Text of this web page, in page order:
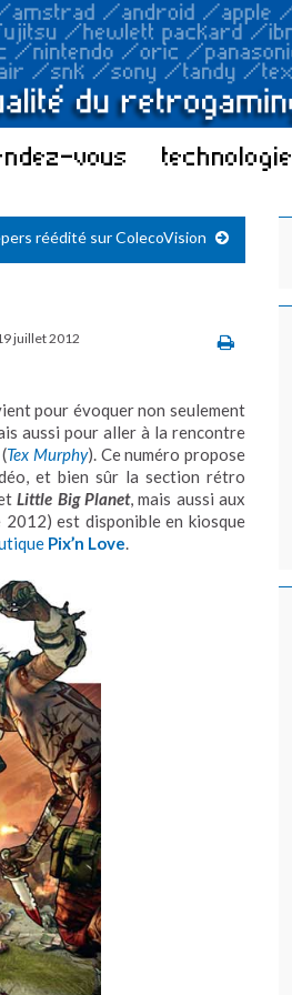
vous technologie
réédité sur ColecoVision
juillet 2012
pour évoquer non seulement
aussi pour aller à la rencontre
(Tex Murphy). Ce numéro propose
et bien sûr la section rétro
Little Big Planet, mais aussi aux
2012) est disponible en kiosque
Pix’n Love.